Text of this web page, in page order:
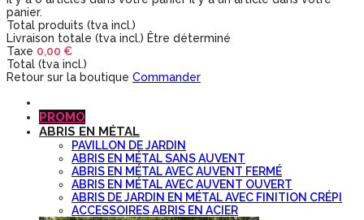
panier.
Total produits (tva incl.)
Livraison totale (tva incl.) Être déterminé
Taxe 0,00 €
Total (tva incl.)
Retour sur la boutique Commander
PROMO
ABRIS EN MÉTAL
PAVILLON DE JARDIN
ABRIS EN MÉTAL SANS AUVENT
ABRIS EN MÉTAL AVEC AUVENT FERMÉ
ABRIS EN MÉTAL AVEC AUVENT OUVERT
ABRIS DE JARDIN EN MÉTAL AVEC FINITION CRÉPI
ACCESSOIRES ABRIS EN ACIER